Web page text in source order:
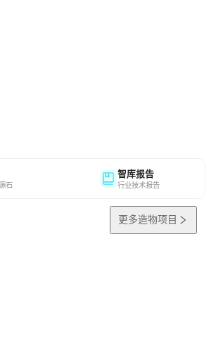
石
智库报告
行业技术报告
更多造物项目